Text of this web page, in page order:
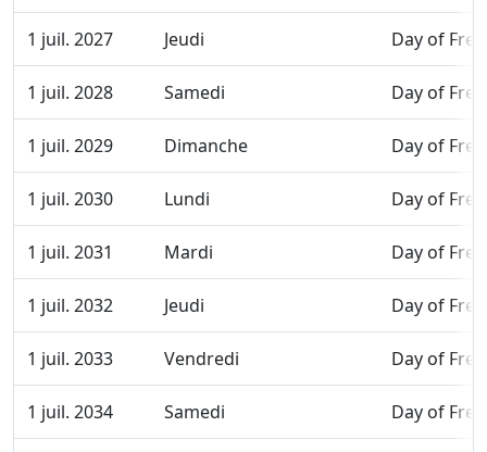
1 juil. 2027 Jeudi Day of
1 juil. 2028 Samedi Day of
1 juil. 2029 Dimanche Day of
1 juil. 2030 Lundi Day of
1 juil. 2031 Mardi Day of
1 juil. 2032 Jeudi Day of
1 juil. 2033 Vendredi Day of
1 juil. 2034 Samedi Day of